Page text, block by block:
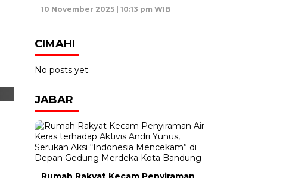
10 November 2025 | 10:13 pm WIB
CIMAHI
No posts yet.
JABAR